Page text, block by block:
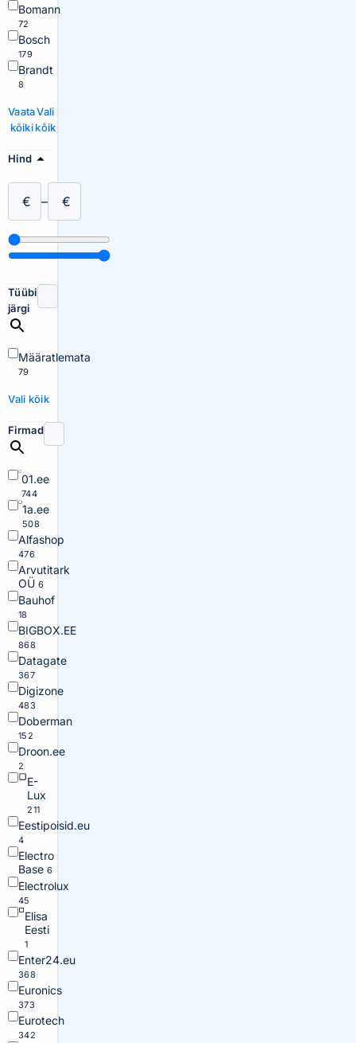
Bomann
72
Bosch
179
Brandt
8
Vaata
kõiki
Vali
kõik
Hind
€ – €
Tüübi
järgi
Määratlemata
79
Vali kõik
Firmad
01.ee
744
1a.ee
508
Alfashop
476
Arvutitark
OÜ 6
Bauhof
18
BIGBOX.EE
868
Datagate
367
Digizone
483
Doberman
152
Droon.ee
2
E-
Lux
211
Eestipoisid.eu
4
Electro
Base 6
Electrolux
45
Elisa
Eesti
1
Enter24.eu
368
Euronics
373
Eurotech
342